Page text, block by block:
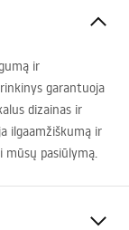
ir
garantuoja
dizainas ir
ilgaamžiškumą ir
mūsų pasiūlymą.